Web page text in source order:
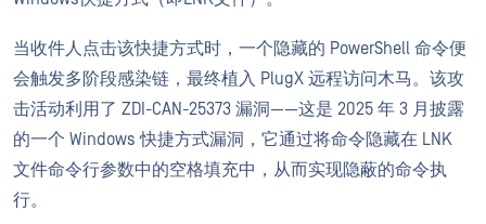
当收件人点击该快捷方式时，一个隐藏的 PowerShell 命令便
会触发多阶段感染链，最终植入 PlugX 远程访问木马。该攻
击活动利用了 ZDI-CAN-25373 漏洞——这是 2025 年 3 月披露
的一个 Windows 快捷方式漏洞，它通过将命令隐藏在 LNK
文件命令行参数中的空格填充中，从而实现隐蔽的命令执
行。